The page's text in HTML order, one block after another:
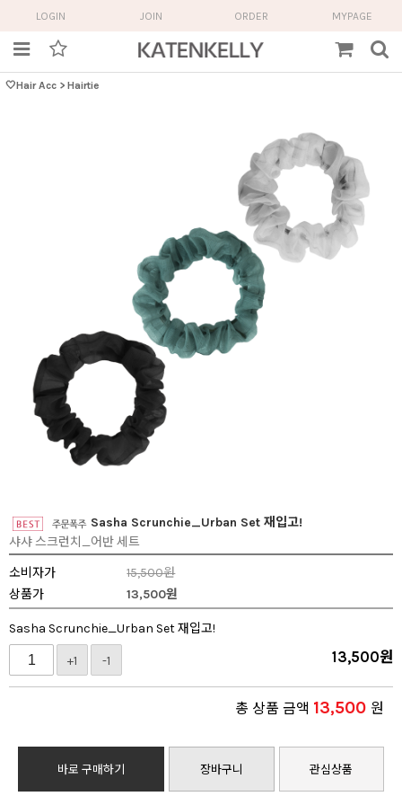
LOGIN JOIN ORDER MYPAGE
🤍Hair Acc > Hairtie
Sasha Scrunchie_Urban Set 재입고!
샤샤 스크런치_어반 세트
소비자가
15,500원
상품가
13,500원
Sasha Scrunchie_Urban Set 재입고!
+1 -1 13,500원
총 상품 금액 13,500 원
바로 구매하기 장바구니 관심상품